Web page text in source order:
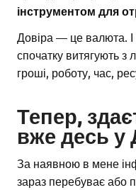
інструментом для
Довіра — це валюта. І
спочатку витягують
гроші, роботу, час,
Тепер,
вже десь у
За наявною в мене
зараз перебуває або